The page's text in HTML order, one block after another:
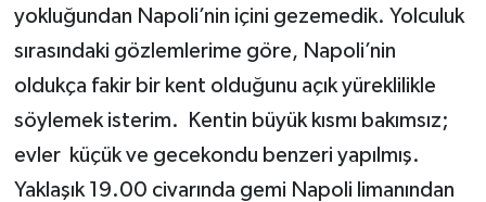
yokluğundan Napoli’nin içini gezemedik. Yolculuk
sırasındaki gözlemlerime göre, Napoli’nin
oldukça fakir bir kent olduğunu açık yüreklilikle
söylemek isterim. Kentin büyük kısmı bakımsız;
evler küçük ve gecekondu benzeri yapılmış.
Yaklaşık 19.00 civarında gemi Napoli limanından